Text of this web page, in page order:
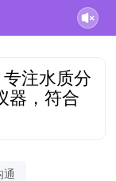
注水质分
器，符合
通